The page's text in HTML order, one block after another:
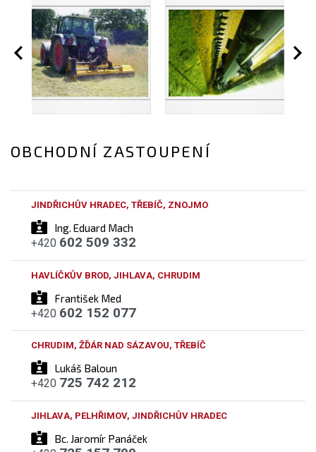
OBCHODNÍ ZASTOUPENÍ
Ing. Eduard Mach
JINDŘICHŮV HRADEC, TŘEBÍČ, ZNOJMO
+420 602 509 332
František Med
HAVLÍČKŮV BROD, JIHLAVA, CHRUDIM
+420 602 152 077
Lukáš Baloun
CHRUDIM, ŽĎÁR NAD SÁZAVOU, TŘEBÍČ
+420 725 742 212
Bc. Jaromír Panáček
JIHLAVA, PELHŘIMOV, JINDŘICHŮV HRADEC